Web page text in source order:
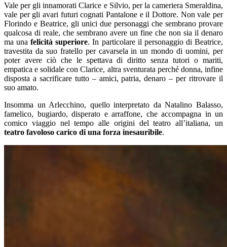
Vale per gli innamorati Clarice e Silvio, per la cameriera Smeraldina,
vale per gli avari futuri cognati Pantalone e il Dottore. Non vale per
Florindo e Beatrice, gli unici due personaggi che sembrano provare
qualcosa di reale, che sembrano avere un fine che non sia il denaro
ma unafelicità superiore. In particolare il personaggio di Beatrice,
travestita da suo fratello per cavarsela in un mondo di uomini, per
poter avere ciò che le spettava di diritto senza tutori o mariti,
empatica e solidale con Clarice, altra sventurata perché donna, infine
disposta a sacrificare tutto – amici, patria, denaro – per ritrovare il
suo amato.
Insomma un Arlecchino, quello interpretato da Natalino Balasso,
famelico, bugiardo, disperato e arraffone, che accompagna in un
comico viaggio nel tempo alle origini del teatro all’italiana, un
teatro favoloso carico di una forza inesauribile.